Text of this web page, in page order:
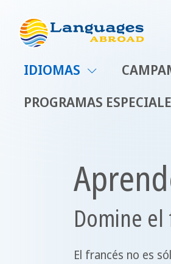
IDIOMAS
PROGRAMAS
Domine el
El francés no es